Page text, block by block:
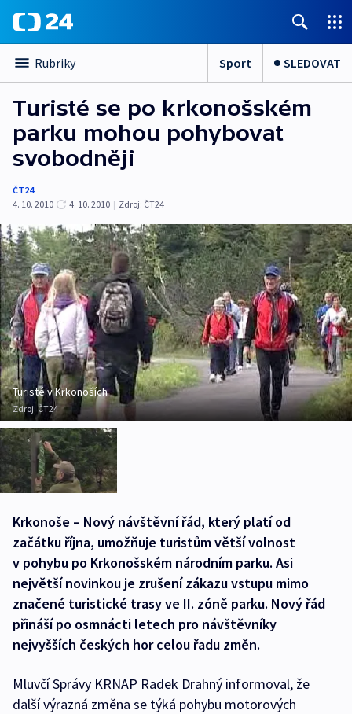
Rubriky Sport SLEDOVAT
Turisté se po krkonošském
parku mohou pohybovat
svobodněji
ČT24
4. 10. 2010
4. 10. 2010 | Zdroj: ČT24
Turisté v Krkonoších
Zdroj: ČT24
Krkonoše – Nový návštěvní řád, který platí od
začátku října, umožňuje turistům větší volnost
v pohybu po Krkonošském národním parku. Asi
největší novinkou je zrušení zákazu vstupu mimo
značené turistické trasy ve II. zóně parku. Nový řád
přináší po osmnácti letech pro návštěvníky
nejvyšších českých hor celou řadu změn.
Mluvčí Správy KRNAP Radek Drahný informoval, že
další výrazná změna se týká pohybu motorových